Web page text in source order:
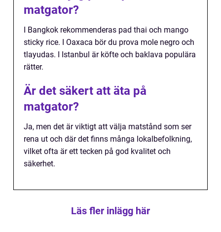
matgator?
I Bangkok rekommenderas pad thai och mango
sticky rice. I Oaxaca bör du prova mole negro och
tlayudas. I Istanbul är köfte och baklava populära
rätter.
Är det säkert att äta på
matgator?
Ja, men det är viktigt att välja matstånd som ser
rena ut och där det finns många lokalbefolkning,
vilket ofta är ett tecken på god kvalitet och
säkerhet.
Läs fler inlägg här